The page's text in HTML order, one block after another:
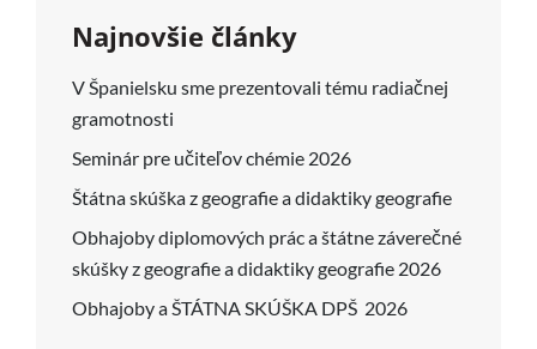
Najnovšie články
V Španielsku sme prezentovali tému radiačnej
gramotnosti
Seminár pre učiteľov chémie 2026
Štátna skúška z geografie a didaktiky geografie
Obhajoby diplomových prác a štátne záverečné
skúšky z geografie a didaktiky geografie 2026
Obhajoby a ŠTÁTNA SKÚŠKA DPŠ 2026